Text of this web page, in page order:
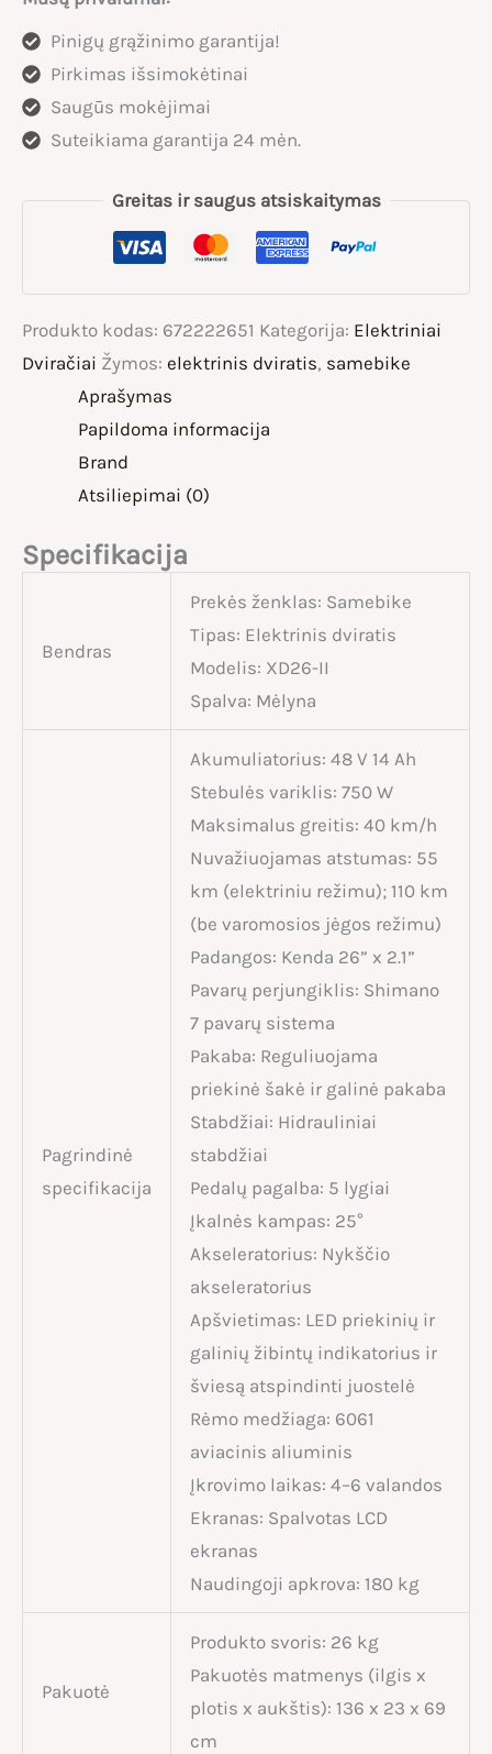
Pinigų grąžinimo garantija!
Pirkimas išsimokėtinai
Saugūs mokėjimai
Suteikiama garantija 24 mėn.
Greitas ir saugus atsiskaitymas
Produkto kodas: 672222651 Kategorija: Elektriniai
Dviračiai Žymos: elektrinis dviratis, samebike
Aprašymas
Papildoma informacija
Brand
Atsiliepimai (0)
Specifikacija
Bendras
Prekės ženklas: Samebike
Tipas: Elektrinis dviratis
Modelis: XD26-II
Spalva: Mėlyna
Pagrindinė
specifikacija
Akumuliatorius: 48 V 14 Ah
Stebulės variklis: 750 W
Maksimalus greitis: 40 km/h
Nuvažiuojamas atstumas: 55
km (elektriniu režimu); 110 km
(be varomosios jėgos režimu)
Padangos: Kenda 26” x 2.1”
Pavarų perjungiklis: Shimano
7 pavarų sistema
Pakaba: Reguliuojama
priekinė šakė ir galinė pakaba
Stabdžiai: Hidrauliniai
stabdžiai
Pedalų pagalba: 5 lygiai
Įkalnės kampas: 25°
Akseleratorius: Nykščio
akseleratorius
Apšvietimas: LED priekinių ir
galinių žibintų indikatorius ir
šviesą atspindinti juostelė
Rėmo medžiaga: 6061
aviacinis aliuminis
Įkrovimo laikas: 4–6 valandos
Ekranas: Spalvotas LCD
ekranas
Naudingoji apkrova: 180 kg
Pakuotė
Produkto svoris: 26 kg
Pakuotės matmenys (ilgis x
plotis x aukštis): 136 x 23 x 69
cm